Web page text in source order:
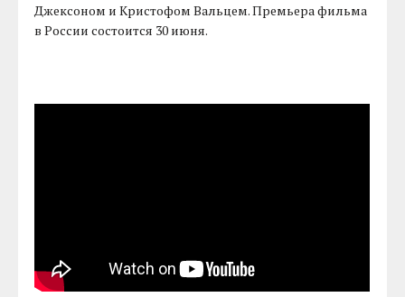
Джексоном и Кристофом Вальцем. Премьера фильма
в России состоится 30 июня.